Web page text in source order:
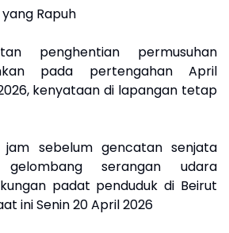
Rapuh
penghentian permusuhan
pada pertengahan April
kenyataan di lapangan tetap
jam sebelum gencatan senjata
serangan udara
padat penduduk di Beirut
ini Senin 20 April 2026